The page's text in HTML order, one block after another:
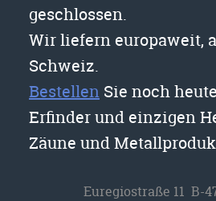
geschlossen.
Wir liefern europaweit,
Schweiz.
Bestellen Sie noch
Erfinder und einzigen
Zäune und
Euregiostraße 11 B-